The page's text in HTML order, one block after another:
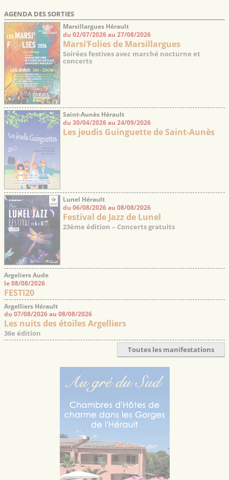
AGENDA DES SORTIES
Marsillargues Hérault
du 02/07/2026 au 27/08/2026
Marsi’Folies de Marsillargues
Soirées festives avec marché nocturne et
concerts
Saint-Aunès Hérault
du 30/04/2026 au 24/09/2026
Les jeudis Guinguette de Saint-Aunès
Lunel Hérault
du 06/08/2026 au 08/08/2026
Festival de Jazz de Lunel
23ème édition – Concerts gratuits
Argeliers Aude
le 08/08/2026
FESTI20
Argelliers Hérault
du 07/08/2026 au 08/08/2026
Les nuits des étoiles Argelliers
36e édition
Toutes les manifestations